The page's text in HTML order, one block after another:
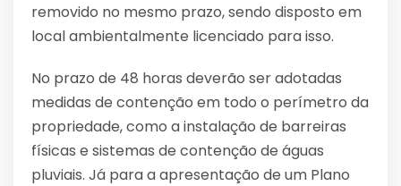
removido no mesmo prazo, sendo disposto em
local ambientalmente licenciado para isso.
No prazo de 48 horas deverão ser adotadas
medidas de contenção em todo o perímetro da
propriedade, como a instalação de barreiras
físicas e sistemas de contenção de águas
pluviais. Já para a apresentação de um Plano